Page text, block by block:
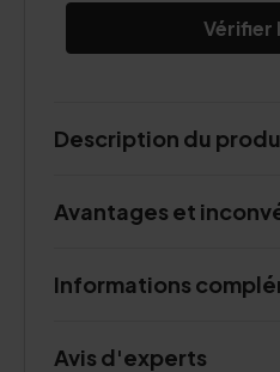
Vérifier
Description du
Avantages et
Informations
Avis d'experts